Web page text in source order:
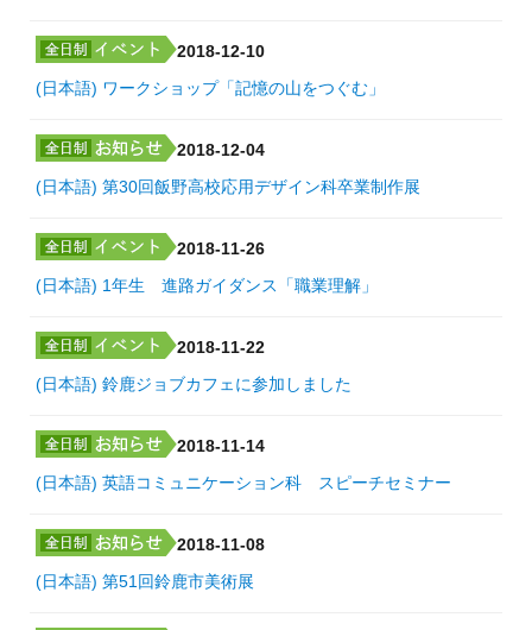
2018-12-10
(日本語) ワークショップ「記憶の山をつぐむ」
2018-12-04
(日本語) 第30回飯野高校応用デザイン科卒業制作展
2018-11-26
(日本語) 1年生 進路ガイダンス「職業理解」
2018-11-22
(日本語) 鈴鹿ジョブカフェに参加しました
2018-11-14
(日本語) 英語コミュニケーション科 スピーチセミナー
2018-11-08
(日本語) 第51回鈴鹿市美術展